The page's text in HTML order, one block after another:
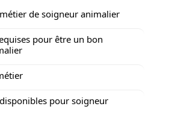
de soigneur animalier
pour être un bon
pour soigneur